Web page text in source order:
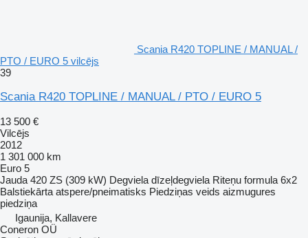
Scania R420 TOPLINE / MANUAL /
PTO / EURO 5 vilcējs
39
Scania R420 TOPLINE / MANUAL / PTO / EURO 5
13 500 €
Vilcējs
2012
1 301 000 km
Euro 5
Jauda 420 ZS (309 kW) Degviela dīzeļdegviela Riteņu formula 6x2
Balstiekārta atspere/pneimatisks Piedziņas veids aizmugures
piedziņa
Igaunija, Kallavere
Coneron OÜ